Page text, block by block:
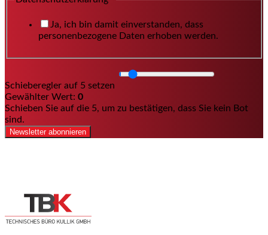
Ja, ich bin damit einverstanden, dass
personenbezogene Daten erhoben werden.
Schieberegler auf 5 setzen
Gewählter Wert: 0
Schieben Sie auf die 5, um zu bestätigen, dass Sie kein Bot
sind.
Newsletter abonnieren